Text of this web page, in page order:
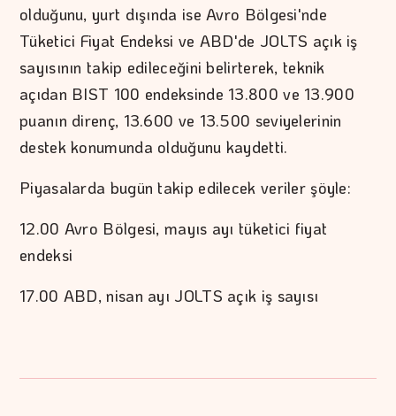
olduğunu, yurt dışında ise Avro Bölgesi'nde
Tüketici Fiyat Endeksi ve ABD'de JOLTS açık iş
sayısının takip edileceğini belirterek, teknik
açıdan BIST 100 endeksinde 13.800 ve 13.900
puanın direnç, 13.600 ve 13.500 seviyelerinin
destek konumunda olduğunu kaydetti.
Piyasalarda bugün takip edilecek veriler şöyle:
12.00 Avro Bölgesi, mayıs ayı tüketici fiyat
endeksi
17.00 ABD, nisan ayı JOLTS açık iş sayısı